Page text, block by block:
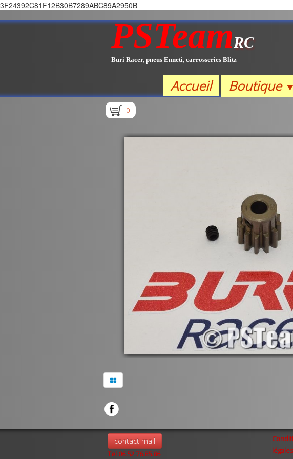
3F24392C81F12B30B7289ABC89A2950B
PSTeamRC
Buri Racer, pneus Enneti, carrosseries Blitz
Accueil Boutique ▼
0
contact mail
Tel 06.52.76.85.86
légales